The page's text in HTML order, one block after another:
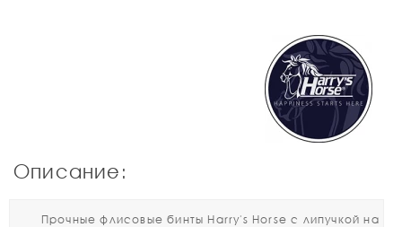
Описание:
Прочные флисовые бинты Harry's Horse c липучкой на